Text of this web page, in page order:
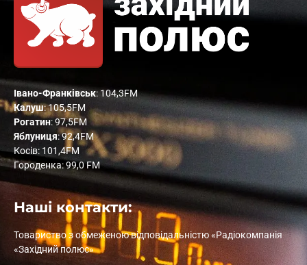
Івано-Франківськ: 104,3FM
Калуш: 105,5FM
Рогатин: 97,5FM
Яблуниця: 92,4FM
Косів: 101,4FM
Городенка: 99,0 FM
Наші контакти:
Товариство з обмеженою відповідальністю «Радіокомпанія
«Західний полюс»